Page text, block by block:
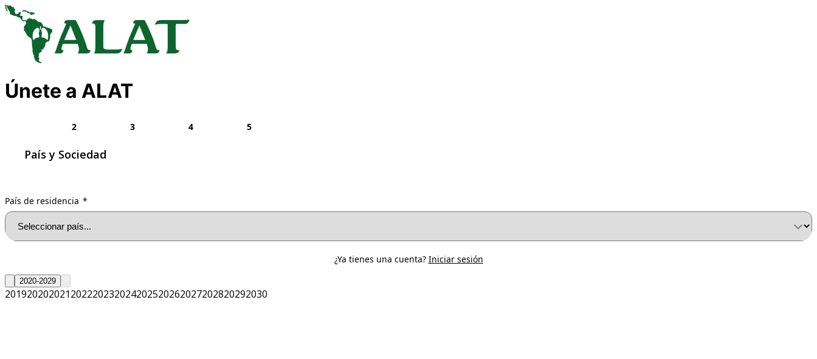
Únete a ALAT
2 3 4 5
País y Sociedad
País de residencia *
¿Ya tienes una cuenta? Iniciar sesión
2020-2029
201920202021202220232024202520262027202820292030